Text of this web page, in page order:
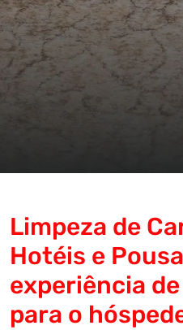
Limpeza de
Hotéis e
experiência
para o